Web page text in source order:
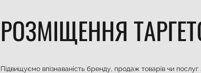
Підвищуємо впізнаваність бренду, продаж товарів чи
РОЗМІЩЕННЯ